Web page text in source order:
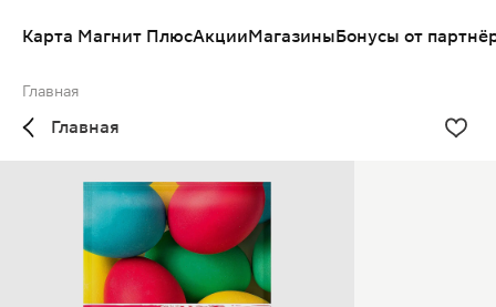
Карта Магнит ПлюсАкцииМагазиныБонусы от
Главная
Главная